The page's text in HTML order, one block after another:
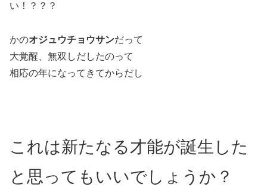
い！？？？
かのオジュウチョウサンだって
大覚醒、無双しだしたのって
相応の年になってきてからだし
これは新たなる才能が誕生した
と思ってもいいでしょうか？